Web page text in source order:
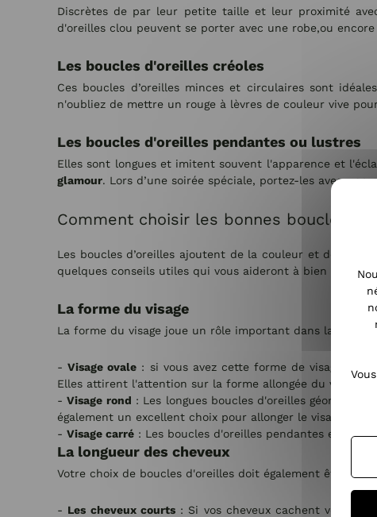
Discrètes de par leur petite taille et leur proximité
d'oreilles clou peuvent se porter avec une robe,ou
Les boucles d'oreilles créoles
Ces boucles d’oreilles minces et circulaires sont
n'oubliez de mettre un rouge à lèvres de couleur vive
Les boucles d'oreilles pendantes ou lustres
Elles sont longues et imitent souvent l'apparence et
glamour. Lors d’une soirée spéciale, portez-les avec
Comment choisir les bonnes boucles
Les boucles d’oreilles ajoutent de la couleur et de la
quelques conseils utiles qui vous aideront à bien choisir
La forme du visage
La forme du visage joue un rôle important dans la
-Visage ovale : si vous avez cette forme de visage,
Elles attirent l'attention sur la forme allongée du visage
-Visage rond : Les longues boucles d'oreilles
également un excellent choix pour allonger le visage.
- Visage carré : Les boucles d'oreilles pendantes et
La longueur des cheveux
Votre choix de boucles d'oreilles doit également être
- Les cheveux courts: Si vos cheveux cachent vos